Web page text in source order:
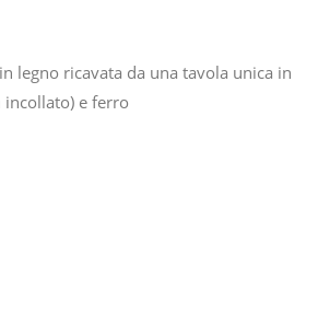
legno ricavata da una tavola unica in
incollato) e ferro